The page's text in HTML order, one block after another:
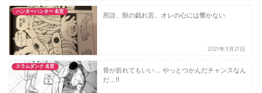
ハンターハンター 名言
所詮、獣の戯れ言。オレの心には響かない
2021年5月21日
スラムダンク 名言
骨が折れてもいい… やっとつかんだチャンスなん
だ…!!